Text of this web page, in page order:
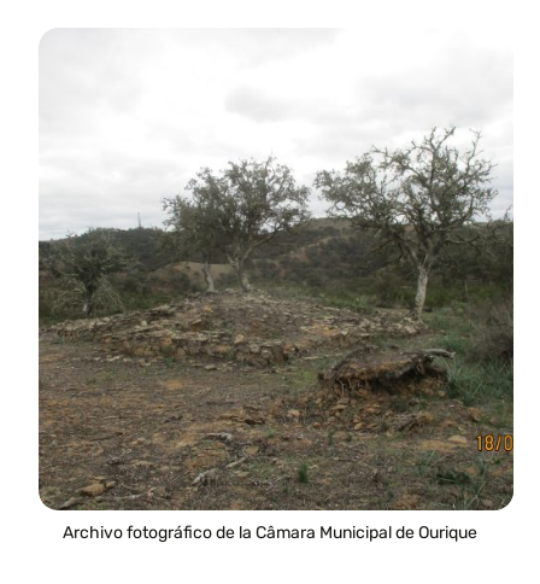
Archivo fotográfico de la Câmara Municipal de Ourique